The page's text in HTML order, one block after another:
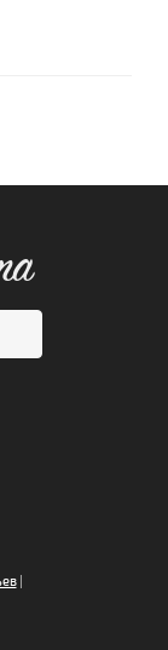
|